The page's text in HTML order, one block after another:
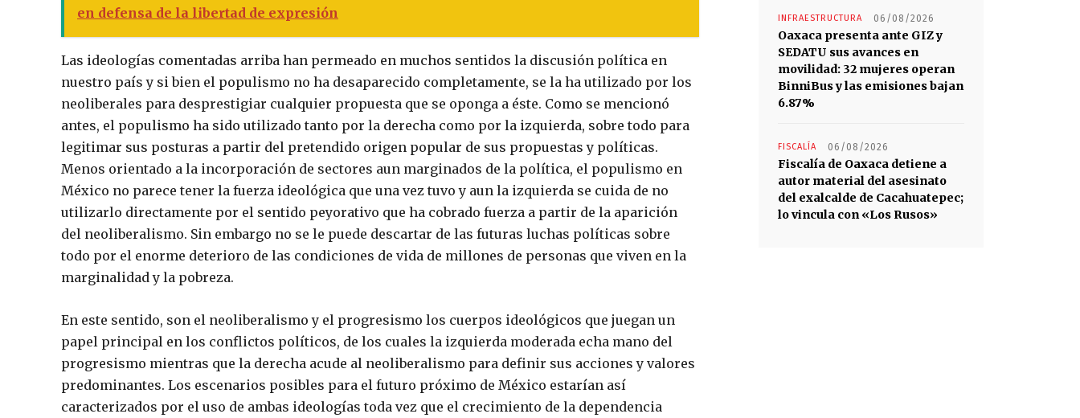
en defensa de la libertad de expresión
Las ideologías comentadas arriba han permeado en muchos sentidos la discusión política en
nuestro país y si bien el populismo no ha desaparecido completamente, se la ha utilizado por los
neoliberales para desprestigiar cualquier propuesta que se oponga a éste. Como se mencionó
antes, el populismo ha sido utilizado tanto por la derecha como por la izquierda, sobre todo para
legitimar sus posturas a partir del pretendido origen popular de sus propuestas y políticas.
Menos orientado a la incorporación de sectores aun marginados de la política, el populismo en
México no parece tener la fuerza ideológica que una vez tuvo y aun la izquierda se cuida de no
utilizarlo directamente por el sentido peyorativo que ha cobrado fuerza a partir de la aparición
del neoliberalismo. Sin embargo no se le puede descartar de las futuras luchas políticas sobre
todo por el enorme deterioro de las condiciones de vida de millones de personas que viven en la
marginalidad y la pobreza.
En este sentido, son el neoliberalismo y el progresismo los cuerpos ideológicos que juegan un
papel principal en los conflictos políticos, de los cuales la izquierda moderada echa mano del
progresismo mientras que la derecha acude al neoliberalismo para definir sus acciones y valores
predominantes. Los escenarios posibles para el futuro próximo de México estarían así
caracterizados por el uso de ambas ideologías toda vez que el crecimiento de la dependencia
INFRAESTRUCTURA 06/08/2026
Oaxaca presenta ante GIZ y
SEDATU sus avances en
movilidad: 32 mujeres operan
BinniBus y las emisiones bajan
6.87%
FISCALÍA 06/08/2026
Fiscalía de Oaxaca detiene a
autor material del asesinato
del exalcalde de Cacahuatepec;
lo vincula con «Los Rusos»